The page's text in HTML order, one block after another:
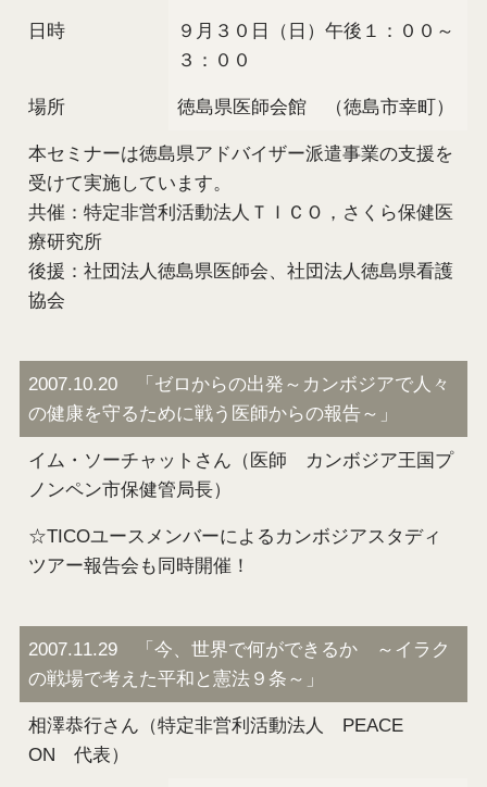
日時
９月３０日（日）午後１：００～
３：００
場所 徳島県医師会館 （徳島市幸町）
本セミナーは徳島県アドバイザー派遣事業の支援を
受けて実施しています。
共催：特定非営利活動法人ＴＩＣＯ，さくら保健医
療研究所
後援：社団法人徳島県医師会、社団法人徳島県看護
協会
2007.10.20 「ゼロからの出発～カンボジアで人々
の健康を守るために戦う医師からの報告～」
イム・ソーチャットさん（医師 カンボジア王国プ
ノンペン市保健管局長）
☆TICOユースメンバーによるカンボジアスタディ
ツアー報告会も同時開催！
2007.11.29 「今、世界で何ができるか ～イラク
の戦場で考えた平和と憲法９条～」
相澤恭行さん（特定非営利活動法人 PEACE
ON 代表）